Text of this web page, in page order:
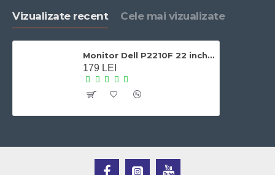
Vizualizate recent Cele mai vizualizate
Monitor Dell P2210F 22 inch LCD, 5 ms, DP, DVI-D, VGA
179 LEI